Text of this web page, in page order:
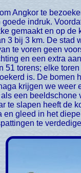
indruk.
gemaakt en op
3 bij 3 km. De stad
te voren geen
en een extra
51 torens; elke
is. De bomen
krijgen we weer
een beeldschone
te slapen heeft de
en gleed in het
te